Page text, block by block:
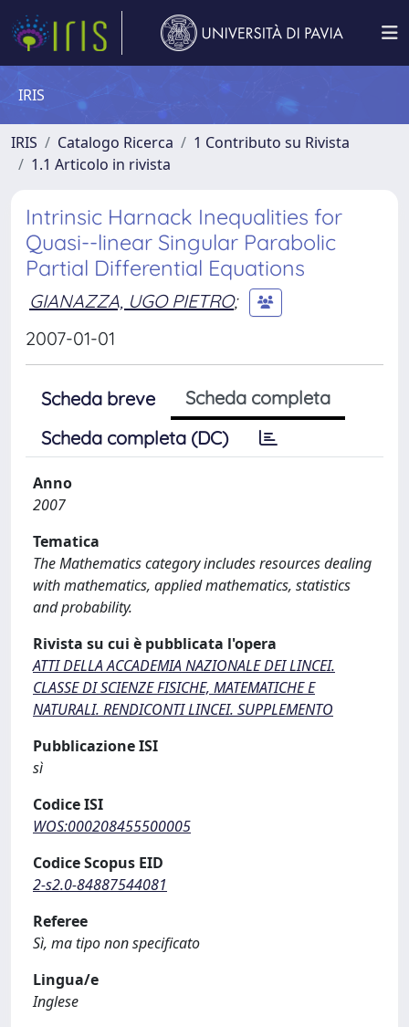
IRIS
IRIS Catalogo Ricerca
1 Contributo su Rivista
1.1 Articolo in rivista
Intrinsic Harnack Inequalities for
Quasi--linear Singular Parabolic
Partial Differential Equations
GIANAZZA, UGO PIETRO;
2007-01-01
Scheda breve
Scheda completa
Scheda completa (DC)
Anno
2007
Tematica
The Mathematics category includes resources dealing
with mathematics, applied mathematics, statistics
and probability.
Rivista su cui è pubblicata l'opera
ATTI DELLA ACCADEMIA NAZIONALE DEI LINCEI.
CLASSE DI SCIENZE FISICHE, MATEMATICHE E
NATURALI. RENDICONTI LINCEI. SUPPLEMENTO
Pubblicazione ISI
sì
Codice ISI
WOS:000208455500005
Codice Scopus EID
2-s2.0-84887544081
Referee
Sì, ma tipo non specificato
Lingua/e
Inglese